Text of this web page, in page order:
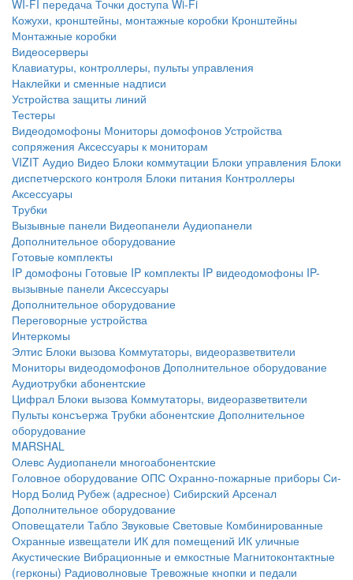
WI-FI передача Точки доступа Wi-Fi
Кожухи, кронштейны, монтажные коробки Кронштейны
Монтажные коробки
Видеосерверы
Клавиатуры, контроллеры, пульты управления
Наклейки и сменные надписи
Устройства защиты линий
Тестеры
Видеодомофоны Мониторы домофонов Устройства
сопряжения Аксессуары к мониторам
VIZIT Аудио Видео Блоки коммутации Блоки управления Блоки
диспетчерского контроля Блоки питания Контроллеры
Аксессуары
Трубки
Вызывные панели Видеопанели Аудиопанели
Дополнительное оборудование
Готовые комплекты
IP домофоны Готовые IP комплекты IP видеодомофоны IP-
вызывные панели Аксессуары
Дополнительное оборудование
Переговорные устройства
Интеркомы
Элтис Блоки вызова Коммутаторы, видеоразветвители
Мониторы видеодомофонов Дополнительное оборудование
Аудиотрубки абонентские
Цифрал Блоки вызова Коммутаторы, видеоразветвители
Пульты консъержа Трубки абонентские Дополнительное
оборудование
MARSHAL
Олевс Аудиопанели многоабонентские
Головное оборудование ОПС Охранно-пожарные приборы Си-
Норд Болид Рубеж (адресное) Сибирский Арсенал
Дополнительное оборудование
Оповещатели Табло Звуковые Световые Комбинированные
Охранные извещатели ИК для помещений ИК уличные
Акустические Вибрационные и емкостные Магнитоконтактные
(герконы) Радиоволновые Тревожные кнопки и педали